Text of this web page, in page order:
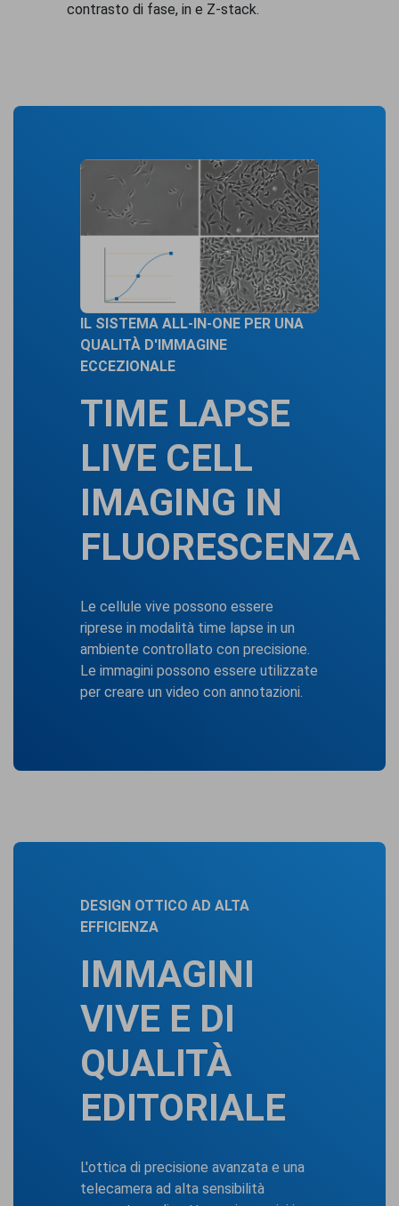
contrasto di fase, in e Z-stack.
IL SISTEMA ALL-IN-ONE PER UNA
QUALITÀ D'IMMAGINE
ECCEZIONALE
TIME LAPSE
LIVE CELL
IMAGING IN
FLUORESCENZA
Le cellule vive possono essere
riprese in modalità time lapse in un
ambiente controllato con precisione.
Le immagini possono essere utilizzate
per creare un video con annotazioni.
DESIGN OTTICO AD ALTA
EFFICIENZA
IMMAGINI
VIVE E DI
QUALITÀ
EDITORIALE
L'ottica di precisione avanzata e una
telecamera ad alta sensibilità